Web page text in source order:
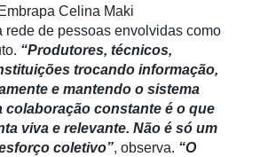
Celina Maki
rede de pessoas envolvidas como
“Produtores, técnicos,
trocando informação,
e mantendo o sistema
colaboração constante é o que
viva e relevante. Não é só um
coletivo”, observa. “O